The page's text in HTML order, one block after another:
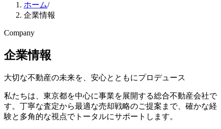
ホーム/
企業情報
Company
企業情報
大切な不動産の未来を、安心とともにプロデュース
私たちは、東京都を中心に事業を展開する総合不動産会社で
す。丁寧な査定から最適な売却戦略のご提案まで、確かな経
験と多角的な視点でトータルにサポートします。